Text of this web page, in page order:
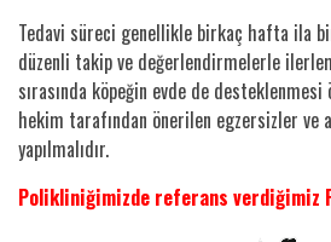
Tedavi süreci genellikle birkaç hafta ila
düzenli takip ve değerlendirmelerle
sırasında köpeğin evde de
hekim tarafından önerilen egzersizler
yapılmalıdır.
Polikliniğimizde referans verdiğimiz